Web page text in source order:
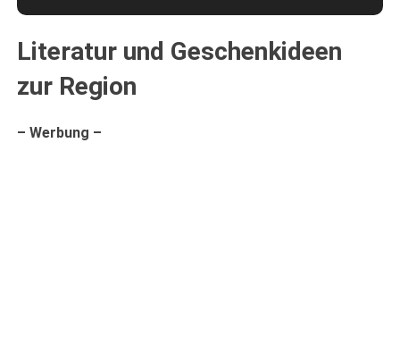
Literatur und Geschenkideen
zur Region
– Werbung –